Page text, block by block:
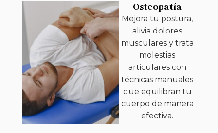
Osteopatía
Mejora tu postura,
alivia dolores
musculares y trata
molestias
articulares con
técnicas manuales
que equilibran tu
cuerpo de manera
efectiva.